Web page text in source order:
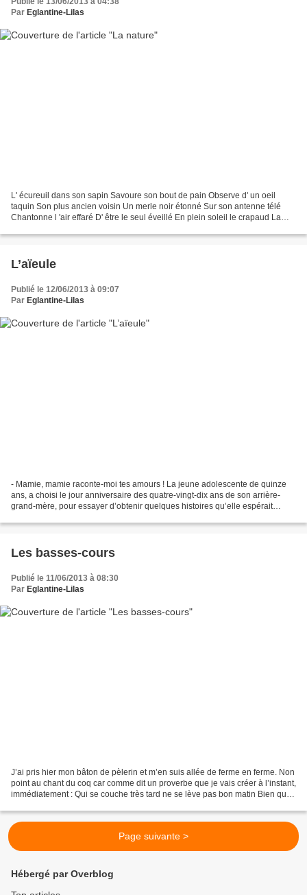
Par Eglantine-Lilas
L' écureuil dans son sapin Savoure son bout de pain Observe d' un oeil
taquin Son plus ancien voisin Un merle noir étonné Sur son antenne télé
Chantonne l 'air effaré D' être le seul éveillé En plein soleil le crapaud La
L’aïeule
Publié le 12/06/2013 à 09:07
Par Eglantine-Lilas
- Mamie, mamie raconte-moi tes amours ! La jeune adolescente de quinze
ans, a choisi le jour anniversaire des quatre-vingt-dix ans de son arrière-
grand-mère, pour essayer d’obtenir quelques histoires qu’elle espérait
Les basses-cours
Publié le 11/06/2013 à 08:30
Par Eglantine-Lilas
J’ai pris hier mon bâton de pèlerin et m’en suis allée de ferme en ferme. Non
point au chant du coq car comme dit un proverbe que je vais créer à l’instant,
immédiatement : Qui se couche très tard ne se lève pas bon matin Bien que
Page suivante >
Hébergé par Overblog